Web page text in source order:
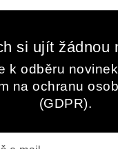
si ujít žádnou
k odběru
na ochranu
(GDPR).